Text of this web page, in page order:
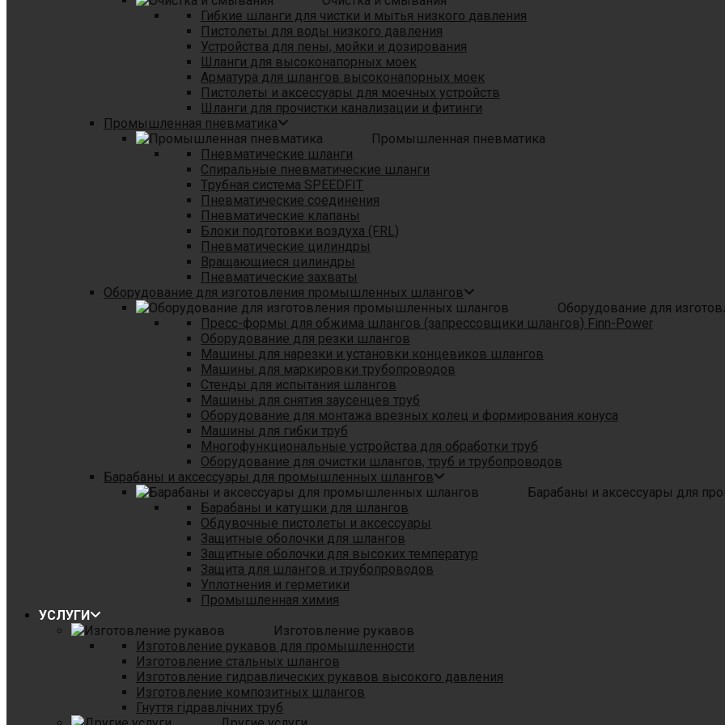
Гибкие шланги для чистки и мытья низкого давления
Пистолеты для воды низкого давления
Устройства для пены, мойки и дозирования
Шланги для высоконапорных моек
Арматура для шлангов высоконапорных моек
Пистолеты и аксессуары для моечных устройств
Шланги для прочистки канализации и фитинги
Промышленная пневматика
Промышленная пневматика
Пневматические шланги
Спиральные пневматические шланги
Tрубная система SPEEDFIT
Пневматические соединения
Пневматические клапаны
Блоки подготовки воздуха (FRL)
Пневматические цилиндры
Вращающиеся цилиндры
Пневматические захваты
Оборудование для изготовления промышленных шлангов
Оборудование для
Пресс-формы для обжима шлангов (запрессовщики шлангов) Finn-Power
Оборудование для резки шлангов
Машины для нарезки и установки концевиков шлангов
Машины для маркировки трубопроводов
Стенды для испытания шлангов
Машины для снятия заусенцев труб
Оборудование для монтажа врезных колец и формирования конуса
Машины для гибки труб
Многофункциональные устройства для обработки труб
Оборудование для очистки шлангов, труб и трубопроводов
Барабаны и аксессуары для промышленных шлангов
Барабаны и аксессуары для
Барабаны и катушки для шлангов
Обдувочные пистолеты и аксессуары
Защитные оболочки для шлангов
Защитные оболочки для высоких температур
Защита для шлангов и трубопроводов
Уплотнения и герметики
Промышленная химия
УСЛУГИ
Изготовление рукавов
Изготовление рукавов для промышленности
Изготовление стальных шлангов
Изготовление гидравлических рукавов высокого давления
Изготовление композитных шлангов
Гнуття гідравлічних труб